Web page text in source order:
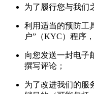
为了履行您与我们
利用适当的预防工
户”（KYC）程序
向您发送一封电子
撰写评论；
为了改进我们的服